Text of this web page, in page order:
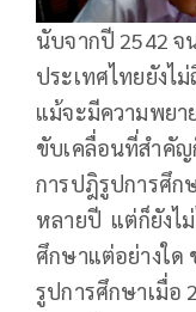
นับจากปี 2542 จ
ประเทศไทยยังไ
แม้จะมีความพยา
ขับเคลื่อนที่สำคัญ
การปฎิรูปการศึก
หลายปี แต่ก็ยังไ
ศึกษาแต่อย่างใด
รูปการศึกษาเมื่อ